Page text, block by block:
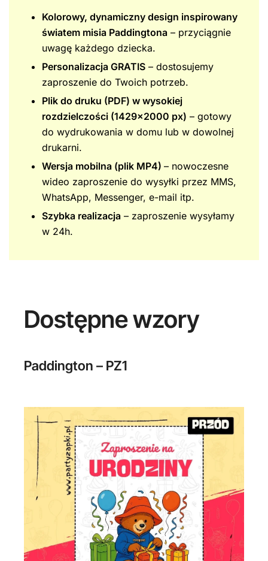
Kolorowy, dynamiczny design inspirowany
światem misia Paddingtona – przyciągnie
uwagę każdego dziecka.
Personalizacja GRATIS – dostosujemy
zaproszenie do Twoich potrzeb.
Plik do druku (PDF) w wysokiej
rozdzielczości (1429×2000 px) – gotowy
do wydrukowania w domu lub w dowolnej
drukarni.
Wersja mobilna (plik MP4) – nowoczesne
wideo zaproszenie do wysyłki przez MMS,
WhatsApp, Messenger, e-mail itp.
Szybka realizacja – zaproszenie wysyłamy
w 24h.
Dostępne wzory
Paddington – PZ1